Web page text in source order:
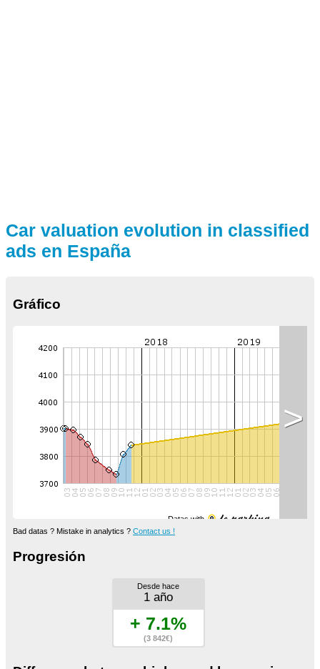
Car valuation evolution in classified
ads en España
Gráfico
Datas with
>
Bad datas ? Mistake in analytics ? Contact us !
Progresión
Desde hace
1 año
+ 7.1%
(3 842€)